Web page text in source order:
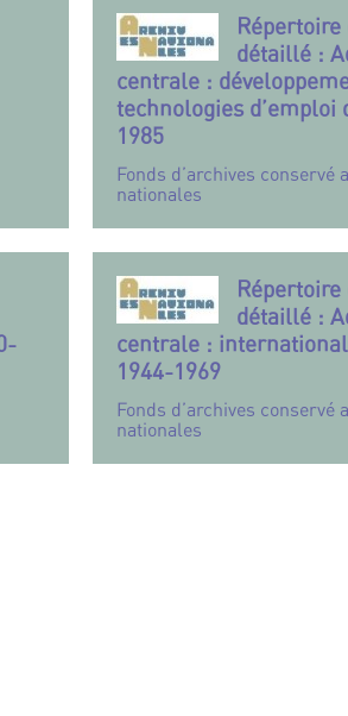
Répertoire
détaillé :
centrale :
technologies d’emploi
1985
Fonds d’archives conservé
nationales
Répertoire
détaillé :
centrale :
1944-1969
Fonds d’archives conservé
nationales